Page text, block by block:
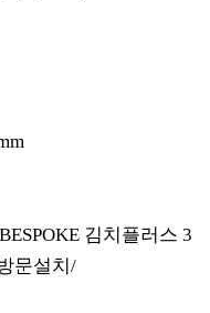
김치플러스 3
문설치/